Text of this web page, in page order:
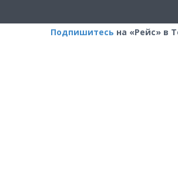
Подпишитесь на «Рейс» в